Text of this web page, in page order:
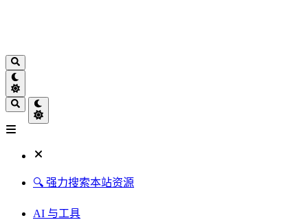
🔍 强力搜索本站资源
AI 与工具